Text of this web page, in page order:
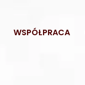
WSPÓŁPRACA